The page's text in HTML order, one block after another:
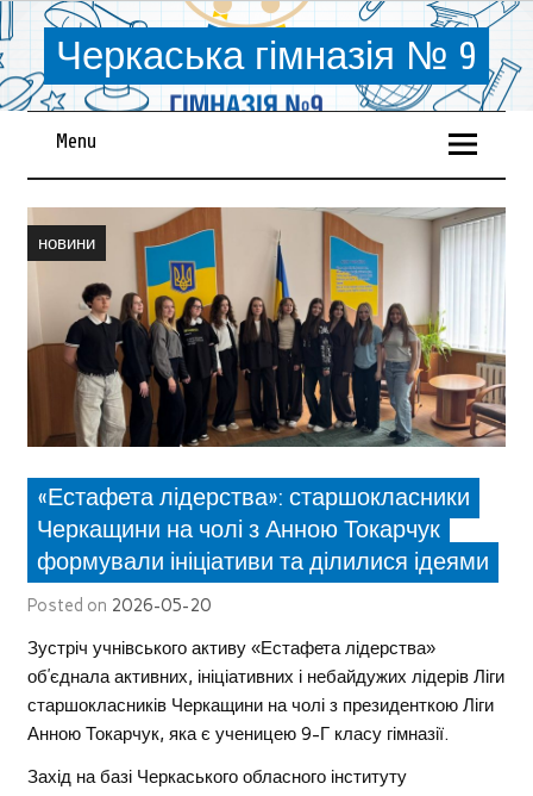
Черкаська гімназія № 9
Menu
новини
«Естафета лідерства»: старшокласники
Черкащини на чолі з Анною Токарчук
формували ініціативи та ділилися ідеями
Posted on 2026-05-20
Зустріч учнівського активу «Естафета лідерства»
об’єднала активних, ініціативних і небайдужих лідерів Ліги
старшокласників Черкащини на чолі з президенткою Ліги
Анною Токарчук, яка є ученицею 9-Г класу гімназії.
Захід на базі Черкаського обласного інституту